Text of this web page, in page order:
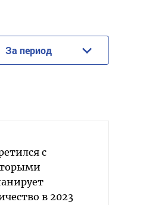
За период
с
в 2023